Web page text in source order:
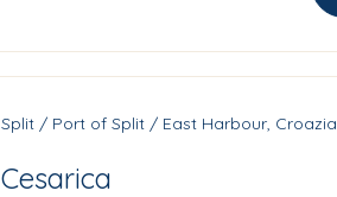
Split / Port of Split / East Harbour, Croazia
Cesarica